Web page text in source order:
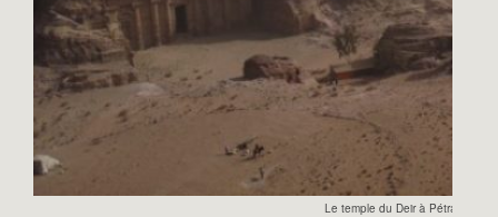
Le temple du Deir à Pétra.